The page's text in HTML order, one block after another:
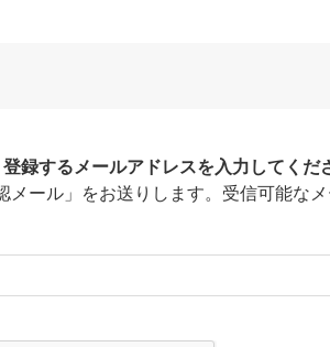
録するメールアドレスを入力してくだ
ール」をお送りします。受信可能な